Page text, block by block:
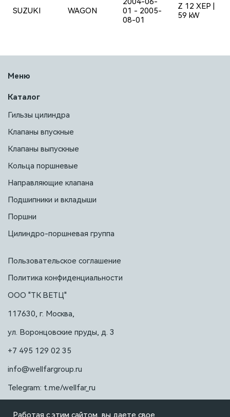
SUZUKI WAGON
01 - 2005-
08-01
Z 12 XEP |
59 kW
Меню
Каталог
Гильзы цилиндра
Клапаны впускные
Клапаны выпускные
Кольца поршневые
Направляющие клапана
Подшипники и вкладыши
Поршни
Цилиндро-поршневая группа
Пользовательское соглашение
Политика конфиденциальности
ООО "ТК ВЕТЦ"
117630, г. Москва,
ул. Воронцовские пруды, д. 3
+7 495 129 02 35
info@wellfargroup.ru
Telegram: t.me/wellfar_ru
Работая с этим сайтом, вы даете свое